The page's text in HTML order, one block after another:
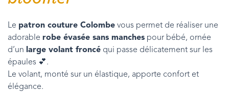
Le patron couture Colombe vous permet de réaliser une
adorable robe évasée sans manches pour bébé, ornée
d’un large volant froncé qui passe délicatement sur les
épaules 💕.
Le volant, monté sur un élastique, apporte confort et
élégance.